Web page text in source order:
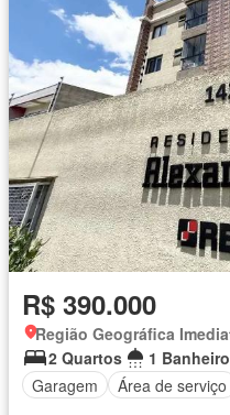
R$ 390.000
2 Quartos
1 Banheiro
Garagem
Área de serviço